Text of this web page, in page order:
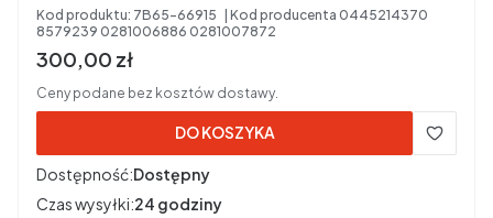
0445214370 8579239 0281006886
0281007872 KOD SILNIKA:B47D20B
Kod produktu: 7B65-66915 Kod producenta 0445214370
8579239 0281006886 0281007872
Cena brutto
300,00 zł
Ceny podane bez kosztów dostawy.
DO KOSZYKA
Dostępność:Dostępny
Czas wysyłki:24 godziny